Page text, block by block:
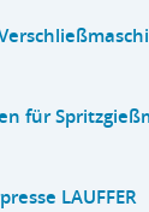
für
LAUFFER